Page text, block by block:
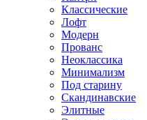
Классические
Лофт
Модерн
Прованс
Неоклассика
Минимализм
Под старину
Скандинавские
Элитные